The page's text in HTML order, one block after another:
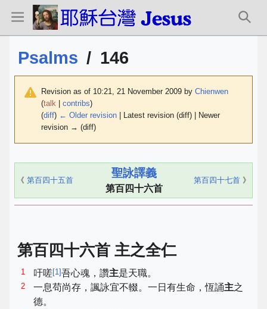
Psalms / 146
Revision as of 10:21, 21 November 2009 by Chienwen
(talk contribs)
(diff) ← Older revision | Latest revision (diff) | Newer
revision → (diff)
《 第百四十五首
聖詠譯義
第百四十六首
第百四十七首 》
第百四十六首 主之全仁
1 吁嗟[1]吾心魂，讚主是天職。
2 一息苟尚存，諷詠宜不輟。一日有生命，恆誦主之
德。